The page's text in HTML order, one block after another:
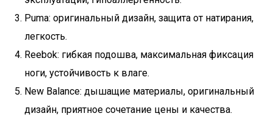
Puma: оригинальный дизайн, защита от натирания,
легкость.
Reebok: гибкая подошва, максимальная фиксация
ноги, устойчивость к влаге.
New Balance: дышащие материалы, оригинальный
дизайн, приятное сочетание цены и качества.